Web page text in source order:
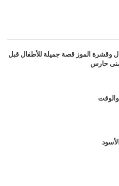
وقشرة الموز قصة جميلة للأطفال قبل
منى حارس